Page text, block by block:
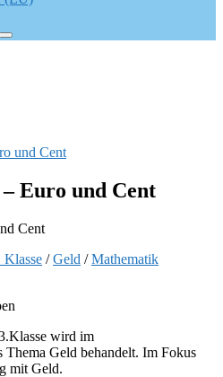
und Cent
Euro und Cent
Klasse / Geld / Mathematik
wird im
Thema Geld behandelt. Im Fokus
mit Geld.